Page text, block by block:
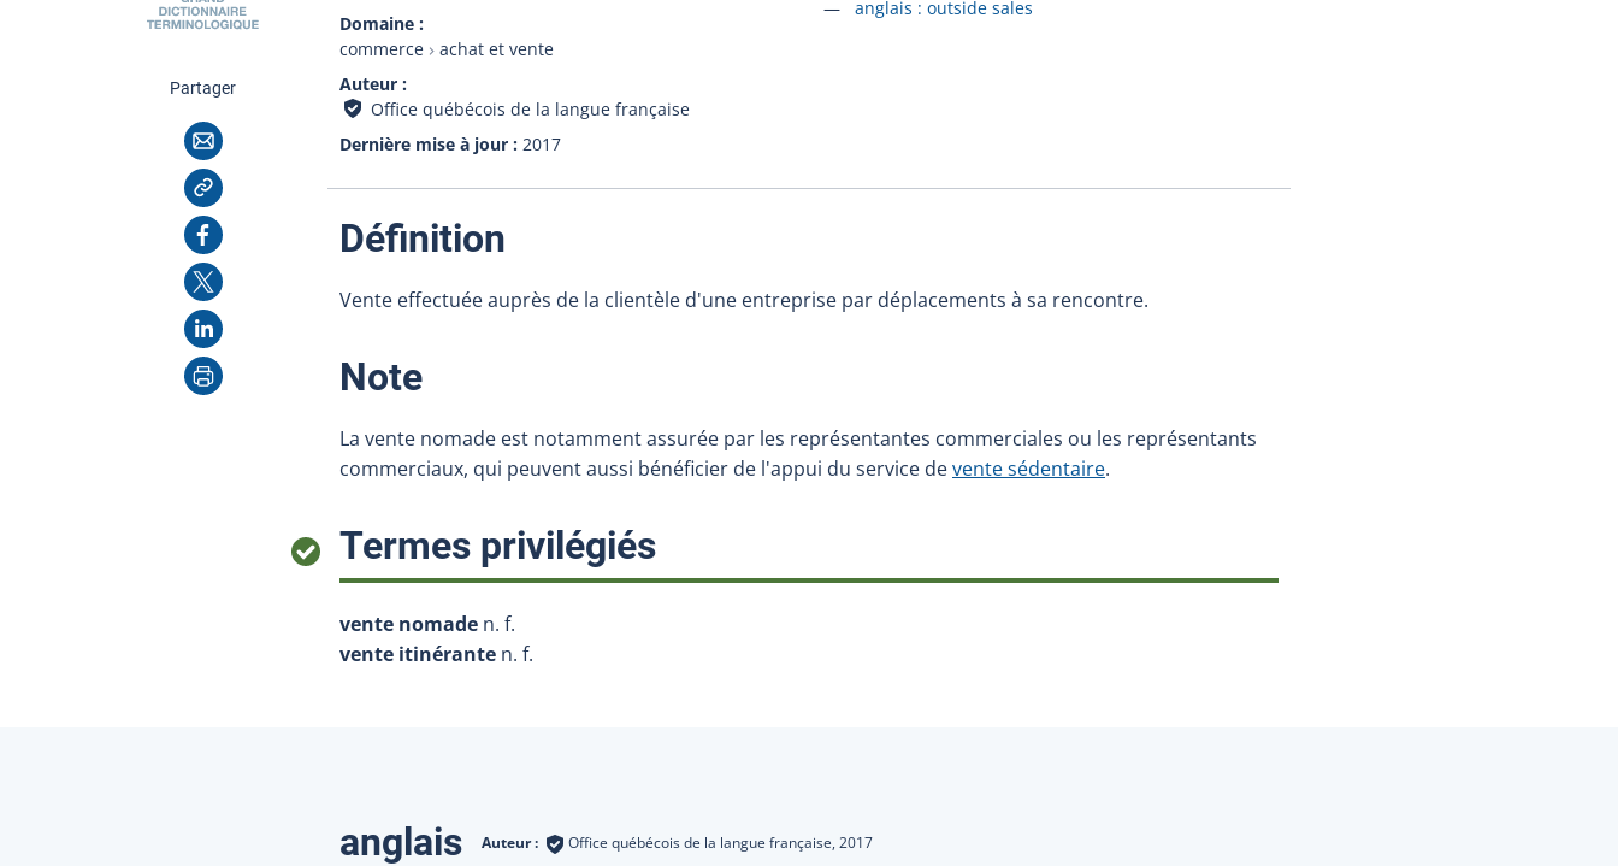
Domaine
commerce
achat et vente
Auteur
Office québécois de la langue française
Dernière mise à jour
2017
Accéder à la fiche en
anglais : outside sales
Partagercette page
Courriel
Copier l'adresse
Facebook
X
LinkedIn
Imprimer
Définition
Vente effectuée auprès de la clientèle d'une entreprise par déplacements à sa rencontre.
Note:
La vente nomade est notamment assurée par les représentantes commerciales ou les représentants
commerciaux, qui peuvent aussi bénéficier de l'appui du service devente sédentaire.
Termes privilégiés:
vente nomade n. f.
vente itinérante n. f.
Traductions
anglais Auteur : Office québécois de la langue française, 2017